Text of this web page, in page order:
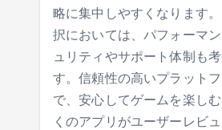
略に集中しやすくなります
択においては、パフォーマ
ュリティやサポート体制も
す。信頼性の高いプラット
で、安心してゲームを楽し
くのアプリがユーザーレビ